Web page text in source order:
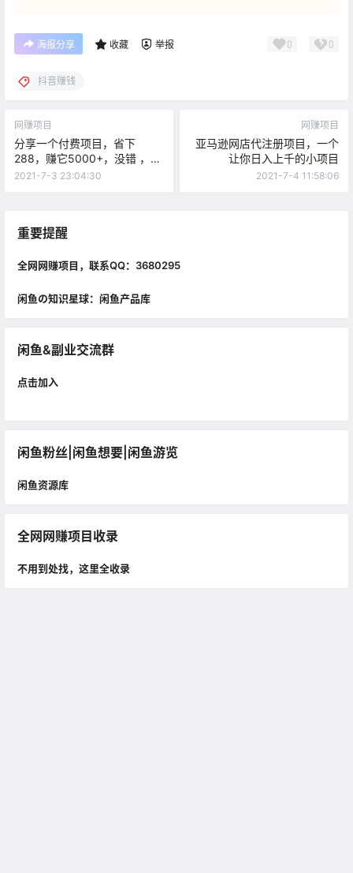
海报分享 收藏 举报 0 0
抖音赚钱
网赚项目
分享一个付费项目，省下
288，赚它5000+，没错 ，保
证能赚钱！
2021-7-3 23:04:30
网赚项目
亚马逊网店代注册项目，一个
让你日入上千的小项目
2021-7-4 11:58:06
重要提醒
全网网赚项目，联系QQ：3680295
闲鱼の知识星球：闲鱼产品库
闲鱼&副业交流群
点击加入
闲鱼粉丝|闲鱼想要|闲鱼游览
闲鱼资源库
全网网赚项目收录
不用到处找，这里全收录